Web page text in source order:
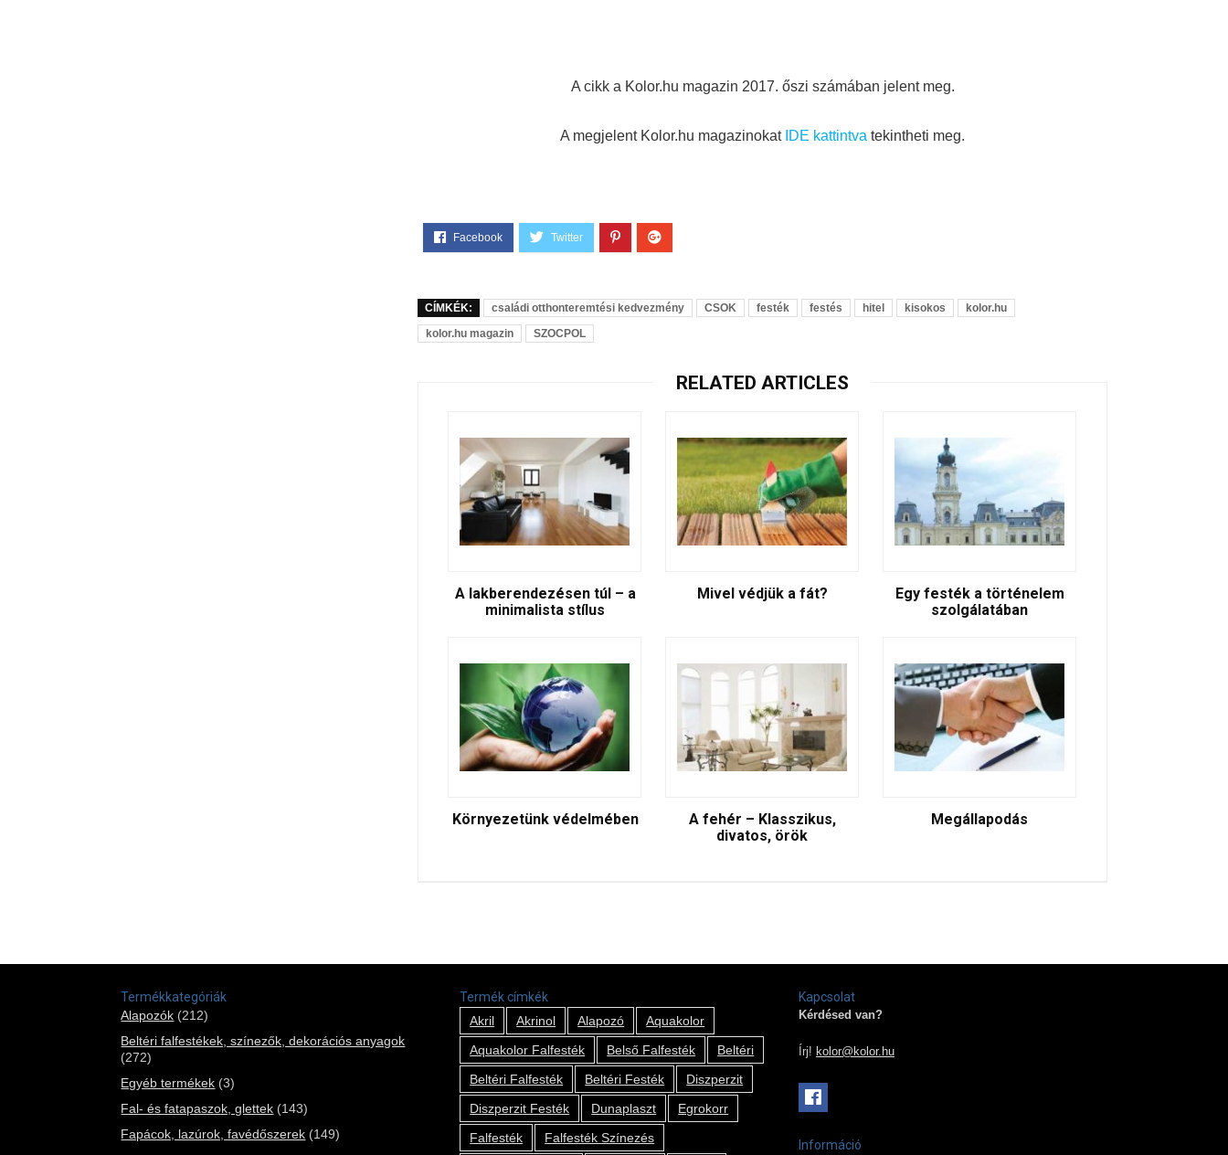
A cikk a Kolor.hu magazin 2017. őszi számában jelent meg.
A megjelent Kolor.hu magazinokat IDE kattintva tekintheti meg.
CÍMKÉK: családi otthonteremtési kedvezmény CSOK festék festés hitel kisokos
kolor.hu
kolor.hu magazin
SZOCPOL
RELATED ARTICLES
A lakberendezésen túl – a
minimalista stílus
Mivel védjük a fát?
Egy festék a történelem
szolgálatában
Környezetünk védelmében
A fehér – Klasszikus,
divatos, örök
Megállapodás
Termékkategóriák
Alapozók (212)
Beltéri falfestékek, színezők, dekorációs anyagok
(272)
Egyéb termékek (3)
Fal- és fatapaszok, glettek (143)
Fapácok, lazúrok, favédőszerek (149)
Termék címkék
Akril
Akrinol Alapozó
Aquakolor
Aquakolor Falfesték
Belső Falfesték
Beltéri
Beltéri Falfesték
Beltéri Festék
Diszperzit
Diszperzit Festék
Dunaplaszt
Egrokorr
Falfesték
Falfesték Színezés
Kapcsolat
Kérdésed van?
Írj! kolor@kolor.hu
Információ